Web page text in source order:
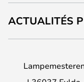
ACTUALITÉS